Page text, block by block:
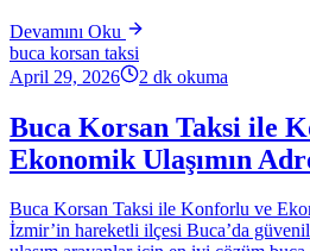
Devamını Oku
buca korsan taksi
April 29, 2026
2 dk okuma
Buca Korsan Taksi ile
Ekonomik Ulaşımın
Buca Korsan Taksi ile Konforlu ve
İzmir’in hareketli ilçesi Buca’da